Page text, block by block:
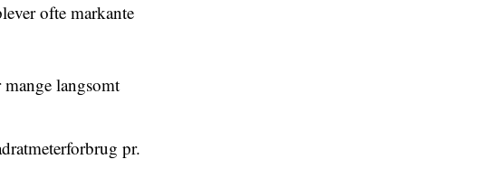
ofte markante
langsomt
pr.